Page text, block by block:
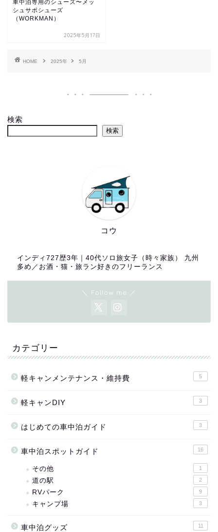
車中泊専用のシューズ〜メッ
シュサボシューズ
（WORKMAN）
2025年5月17日
HOME 2025年 5月
検索
検索
コウ
インディ727歴3年｜40代ソロ旅女子（時々家族） 九州
多め／お酒・猫・旅ラン好きのフリーランス
＼ Follow me ／
カテゴリー
軽キャンメンテナンス・維持費 5
軽キャンDIY 3
はじめての車中泊ガイド 3
車中泊スポットガイド 16
その他 1
道の駅 2
RVパーク 9
キャンプ場 3
車中泊グッズ 11